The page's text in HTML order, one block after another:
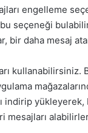
engelleme
seçeneği
daha mesaj
kullanabilirsiniz.
indirip
mesajları